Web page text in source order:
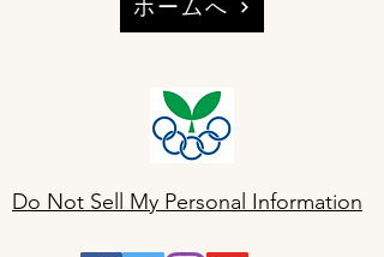
ホームへ
Do Not Sell My Personal Information